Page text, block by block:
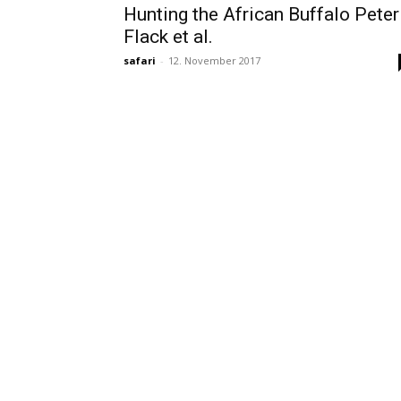
Hunting the African Buffalo Peter
Flack et al.
safari - 12. November 2017